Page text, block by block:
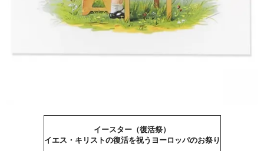
イースター（復活祭）
イエス・キリストの復活を祝うヨーロッパのお祭り